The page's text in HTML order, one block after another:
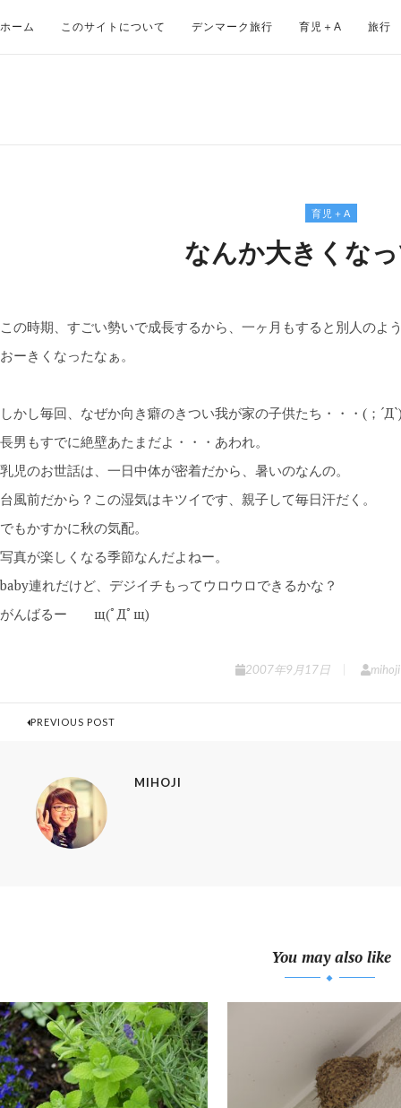
ホーム このサイトについて デンマーク旅行 育児＋Α 旅行
育児＋Α
なんか大きくな
この時期、すごい勢いで成長するから、一ヶ月もすると別人のよ
おーきくなったなぁ。
しかし毎回、なぜか向き癖のきつい我が家の子供たち・・・(；
長男もすでに絶壁あたまだよ・・・あわれ。
乳児のお世話は、一日中体が密着だから、暑いのなんの。
台風前だから？この湿気はキツイです、親子して毎日汗だく。
でもかすかに秋の気配。
写真が楽しくなる季節なんだよねー。
baby連れだけど、デジイチもってウロウロできるかな？
がんばるー щ(ﾟДﾟщ)
2007年9月17日 mihoji
PREVIOUS POST
MIHOJI
You may also like